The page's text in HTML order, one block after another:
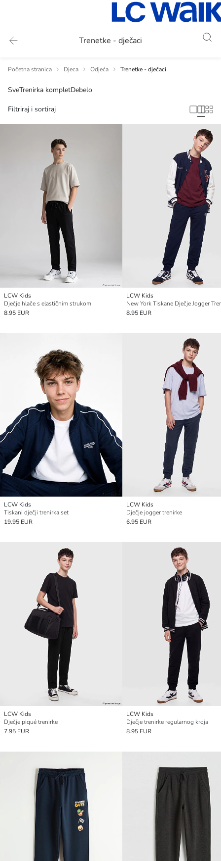
Trenetke - dječaci
Početna stranica Djeca Odjeća Trenetke - dječaci
SveTrenirka kompletDebelo
Filtriraj i sortiraj
LCW Kids
Dječje hlače s elastičnim strukom
8.95 EUR
LCW Kids
New York Tiskane Dječje Jogger
8.95 EUR
LCW Kids
Tiskani dječji trenirka set
19.95 EUR
LCW Kids
Dječje jogger trenirke
6.95 EUR
LCW Kids
Dječje piqué trenirke
7.95 EUR
LCW Kids
Dječje trenirke regularnog kroja
8.95 EUR